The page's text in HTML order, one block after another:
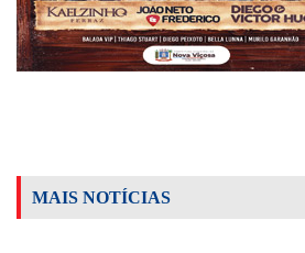
MAIS NOTÍCIAS